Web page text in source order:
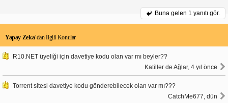
Buna gelen 1 yanıtı gör.
Yapay Zeka’dan İlgili Konular
R10.NET üyeliği için davetiye kodu olan var mı beyler??
Katiller de Ağlar, 4 yıl önce
Torrent sitesi davetiye kodu gönderebilecek olan var mı???
CatchMe677, dün